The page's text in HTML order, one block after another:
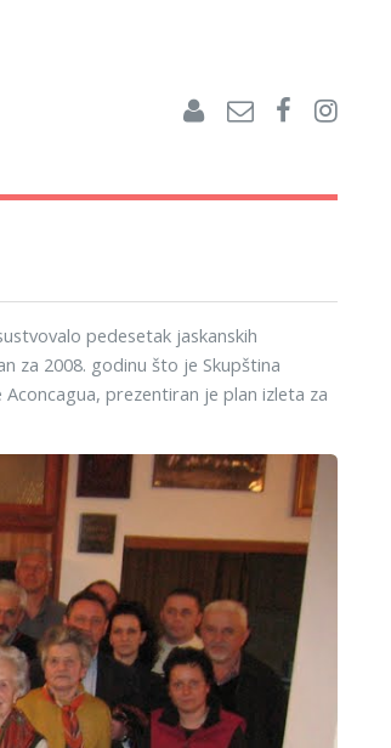
pedesetak jaskanskih
za 2008. godinu što je Skupština
prezentiran je plan izleta za